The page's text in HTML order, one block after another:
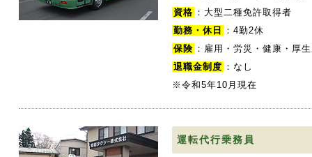
資格 ：大型二種免許取得者
勤務・休日
：4勤2休
保険 ：雇用・労災・健康・厚
退職金制度 ：なし
※令和5年10月現在
運転代行乗務員